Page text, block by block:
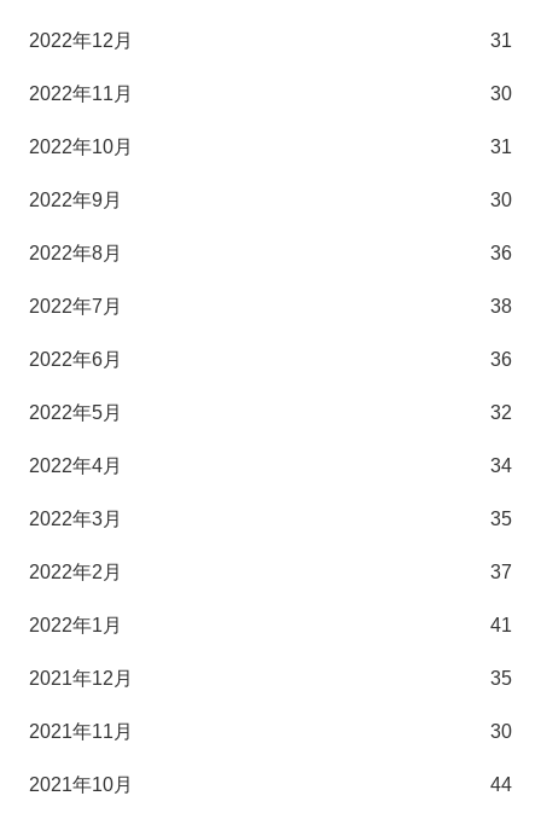
2022年12月 31
2022年11月 30
2022年10月 31
2022年9月 30
2022年8月 36
2022年7月 38
2022年6月 36
2022年5月 32
2022年4月 34
2022年3月 35
2022年2月 37
2022年1月 41
2021年12月 35
2021年11月 30
2021年10月 44